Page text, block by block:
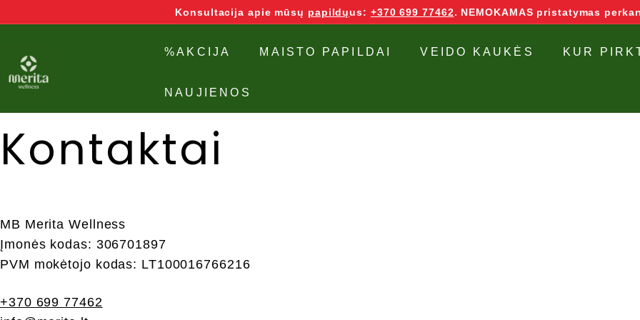
Konsultacija apie mūsų papildųus: +370 699 77462. NEMOKAMAS pristatymas
e
r
t
W
e
l
%AKCIJA MAISTO PAPILDAI VEIDO KAUKĖS KUR
NAUJIENOS
Kontaktai
MB Merita Wellness
Įmonės kodas: 306701897
PVM mokėtojo kodas: LT100016766216
+370 699 77462